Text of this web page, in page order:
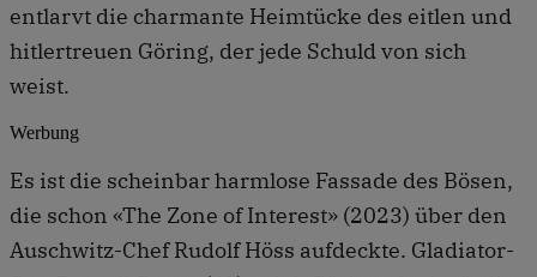
entlarvt die charmante Heimtücke des eitlen und
hitlertreuen Göring, der jede Schuld von sich
weist.
Werbung
Es ist die scheinbar harmlose Fassade des Bösen,
die schon «The Zone of Interest» (2023) über den
Auschwitz-Chef Rudolf Höss aufdeckte. Gladiator-